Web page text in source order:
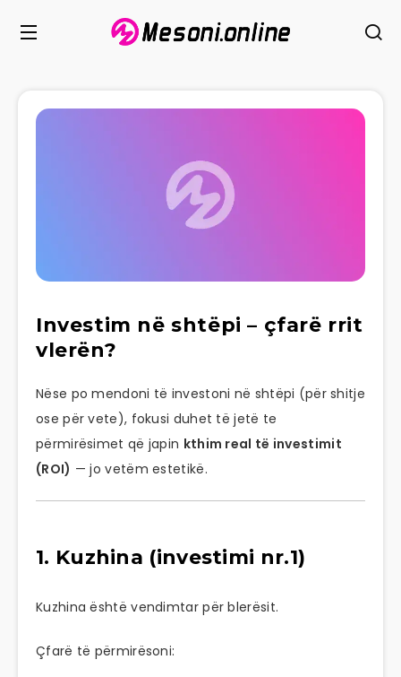
Investim në shtëpi – çfarë rrit
vlerën?
Nëse po mendoni të investoni në shtëpi (për shitje
ose për vete), fokusi duhet të jetë te
përmirësimet që japin kthim real të investimit
(ROI) — jo vetëm estetikë.
1. Kuzhina (investimi nr.1)
Kuzhina është vendimtar për blerësit.
Çfarë të përmirësoni: